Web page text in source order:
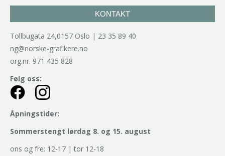
KONTAKT
Tollbugata 24,0157 Oslo | 23 35 89 40
ng@norske-grafikere.no
org.nr. 971 435 828
Følg oss:
Åpningstider:
Sommerstengt lørdag 8. og 15. august
ons og fre: 12-17 | tor 12-18